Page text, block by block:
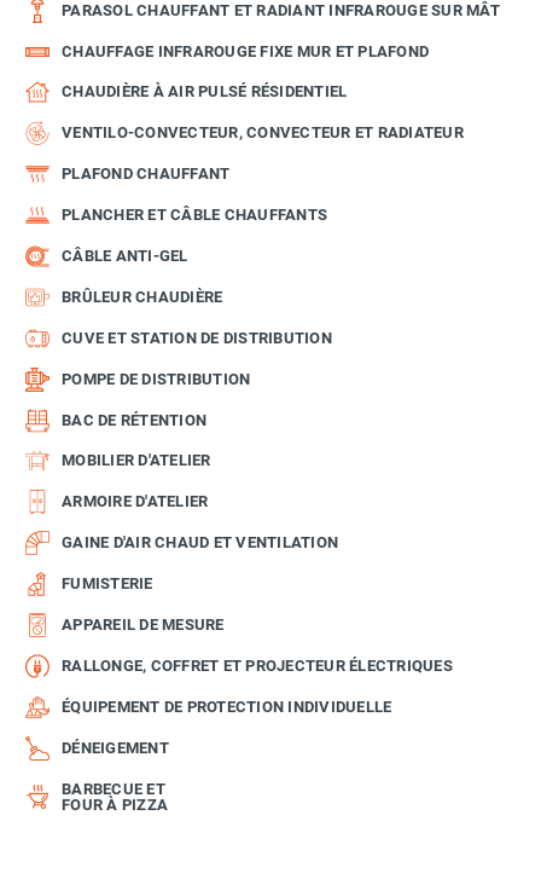
PARASOL CHAUFFANT ET RADIANT INFRAROUGE SUR MÂT
CHAUFFAGE INFRAROUGE FIXE MUR ET PLAFOND
CHAUDIÈRE À AIR PULSÉ RÉSIDENTIEL
VENTILO-CONVECTEUR, CONVECTEUR ET RADIATEUR
PLAFOND CHAUFFANT
PLANCHER ET CÂBLE CHAUFFANTS
CÂBLE ANTI-GEL
BRÛLEUR CHAUDIÈRE
CUVE ET STATION DE DISTRIBUTION
POMPE DE DISTRIBUTION
BAC DE RÉTENTION
MOBILIER D'ATELIER
ARMOIRE D'ATELIER
GAINE D'AIR CHAUD ET VENTILATION
FUMISTERIE
APPAREIL DE MESURE
RALLONGE, COFFRET ET PROJECTEUR ÉLECTRIQUES
ÉQUIPEMENT DE PROTECTION INDIVIDUELLE
DÉNEIGEMENT
BARBECUE ET
FOUR À PIZZA